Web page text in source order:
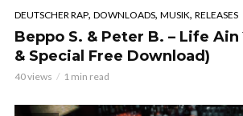
DEUTSCHER RAP, DOWNLOADS, MUSIK, RELEASES
Beppo S. & Peter B. – Life
& Special Free Download)
40 views 1 min read